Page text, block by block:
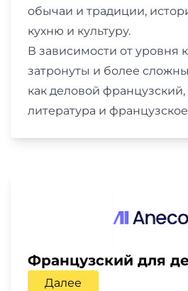
обычаи и традиции,
кухню и культуру.
В зависимости от уровня
затронуты и более
как деловой
литература и
Французский для
Далее